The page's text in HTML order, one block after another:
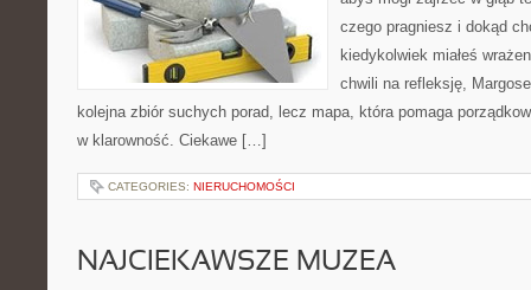
czego pragniesz i dokąd
kiedykolwiek miałeś
chwili na refleksję,
kolejna zbiór suchych porad, lecz mapa, która pomaga
w klarowność. Ciekawe […]
CATEGORIES: NIERUCHOMOŚCI
NAJCIEKAWSZE MUZEA